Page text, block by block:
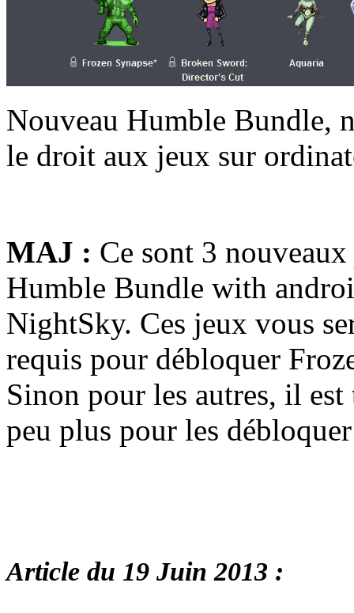
Nouveau Humble Bundle,
le droit aux jeux sur
MAJ : Ce sont 3
Humble Bundle with
NightSky. Ces jeux vous
requis pour débloquer
Sinon pour les autres, il
peu plus pour les
Article du 19 Juin 2013 :